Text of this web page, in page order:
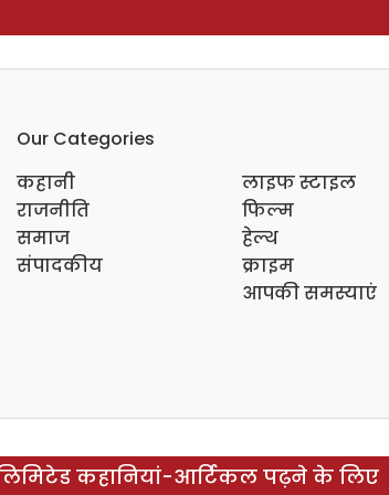
Our Categories
कहानी
राजनीति
समाज
संपादकीय
लाइफ स्टाइल
फिल्म
हेल्थ
क्राइम
आपकी समस्याएं
कहानियां-आर्टिकल पढ़ने के लिए